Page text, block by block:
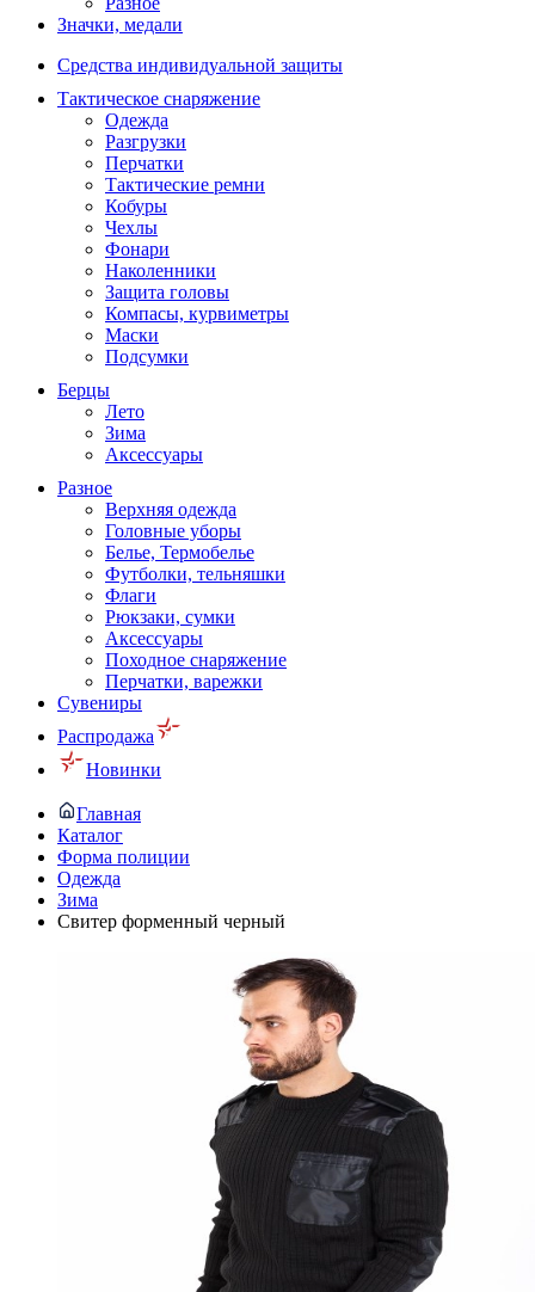
Значки, медали
Средства индивидуальной защиты
Тактическое снаряжение
Одежда
Разгрузки
Перчатки
Тактические ремни
Кобуры
Чехлы
Фонари
Наколенники
Защита головы
Компасы, курвиметры
Маски
Подсумки
Берцы
Лето
Зима
Аксессуары
Разное
Верхняя одежда
Головные уборы
Белье, Термобелье
Футболки, тельняшки
Флаги
Рюкзаки, сумки
Аксессуары
Походное снаряжение
Перчатки, варежки
Сувениры
Распродажа
Новинки
Главная
Каталог
Форма полиции
Одежда
Зима
Свитер форменный черный